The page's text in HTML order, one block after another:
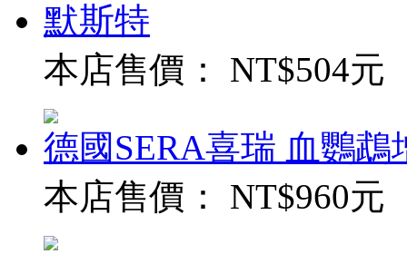
默斯特
本店售價： NT$504元
德國SERA喜瑞 血鸚
本店售價： NT$960元